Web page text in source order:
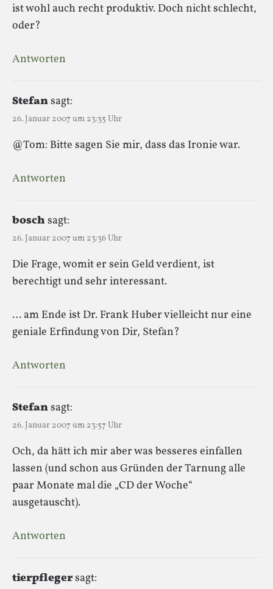
ist wohl auch recht produktiv. Doch nicht schlecht,
oder?
Antworten
Stefansagt:
26. Januar 2007 um 23:35 Uhr
@Tom: Bitte sagen Sie mir, dass das Ironie war.
Antworten
bosch sagt:
26. Januar 2007 um 23:36 Uhr
Die Frage, womit er sein Geld verdient, ist
berechtigt und sehr interessant.
… am Ende ist Dr. Frank Huber vielleicht nur eine
geniale Erfindung von Dir, Stefan?
Antworten
Stefansagt:
26. Januar 2007 um 23:57 Uhr
Och, da hätt ich mir aber was besseres einfallen
lassen (und schon aus Gründen der Tarnung alle
paar Monate mal die „CD der Woche“
ausgetauscht).
Antworten
tierpflegersagt: